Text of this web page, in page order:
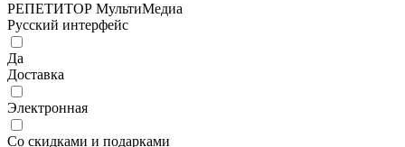
РЕПЕТИТОР МультиМедиа
Русский интерфейс
Да
Доставка
Электронная
Со скидками и подарками